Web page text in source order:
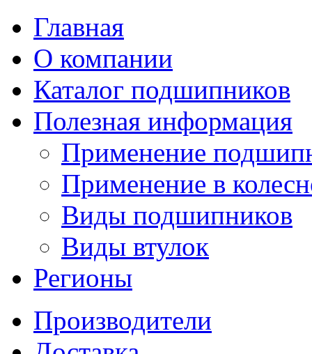
Главная
О компании
Каталог подшипников
Полезная информация
Применение
Применение в
Виды подшипников
Виды втулок
Регионы
Производители